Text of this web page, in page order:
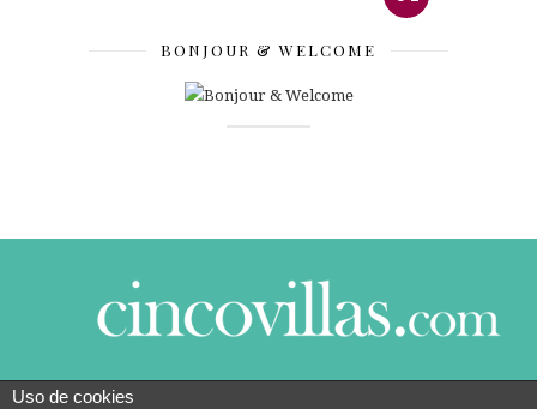
BONJOUR & WELCOME
© 2014 CINCO VILLAS CONTIGO DESDE EL AÑO
Uso de cookies